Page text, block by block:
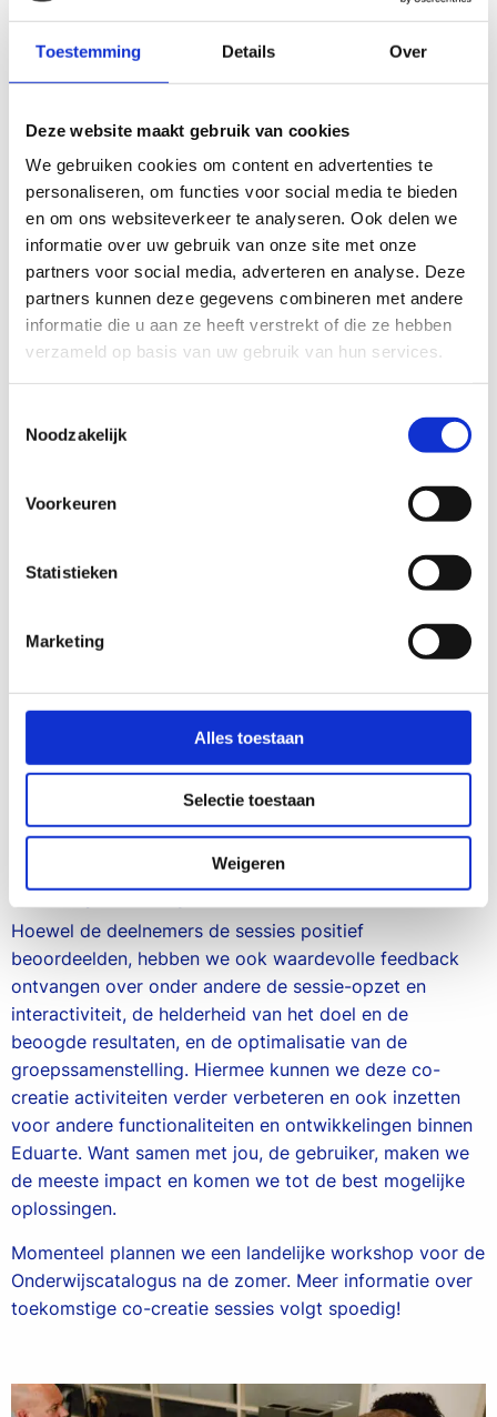
Toestemming Details Over
Deze website maakt gebruik van cookies
We gebruiken cookies om content en advertenties te
personaliseren, om functies voor social media te bieden
en om ons websiteverkeer te analyseren. Ook delen we
informatie over uw gebruik van onze site met onze
partners voor social media, adverteren en analyse. Deze
partners kunnen deze gegevens combineren met andere
informatie die u aan ze heeft verstrekt of die ze hebben
verzameld op basis van uw gebruik van hun services.
Noodzakelijk
Voorkeuren
Statistieken
Marketing
Alles toestaan
Selectie toestaan
Weigeren
Het draait bij co-creatie allemaal om het betrekken van
de gebruiker in het gehele proces. Dat zorgt niet alleen
van eigenaarschap. Jouw input wordt direct
meegenomen. Daan vult aan: “Je voelt je als gebruiker
gehoord. Je kan direct feedback geven aan een
leverancier ook omdat je je wensen en behoeften
meteen kan toelichten.”
Ook Jacobien Dijkstra, adviseur onderwijs en kwaliteit
bij Alfa-college, is positief over de aanpak tijdens een
Onderwijscatalogus co-creatie sessie in Hardenberg: “Ik
co-creatie kun je dingen samen doen om het uiteindelijk
mogelijke weerstand aan de voorkant en je geeft
eindgebruikers het gevoel van regie over wat ze gaan
leert over hun dagelijkse werkzaamheden,
Jacobien geeft aan: “Wat ik ook merkte tijdens deze
sessie is dat er begrip ontstaat voor de manier waarop
waarover wordt nagedacht en dat er allerlei keuzes
gemaakt worden in zo’n traject. Het mooie was nu dat
de aanwezigen invloed hadden op deze keuzes.”
De weg vooruit: jouw feedback telt
Hoewel de deelnemers de sessies positief
beoordeelden, hebben we ook waardevolle feedback
ontvangen over onder andere de sessie-opzet en
interactiviteit, de helderheid van het doel en de
beoogde resultaten, en de optimalisatie van de
groepssamenstelling. Hiermee kunnen we deze co-
creatie activiteiten verder verbeteren en ook inzetten
voor andere functionaliteiten en ontwikkelingen binnen
Eduarte. Want samen met jou, de gebruiker, maken we
de meeste impact en komen we tot de best mogelijke
oplossingen.
Momenteel plannen we een landelijke workshop voor de
Onderwijscatalogus na de zomer. Meer informatie over
toekomstige co-creatie sessies volgt spoedig!